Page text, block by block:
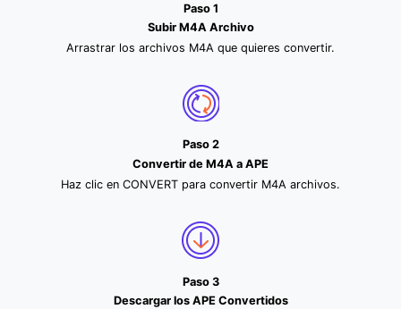
Paso 1
Subir M4A Archivo
Arrastrar los archivos M4A que quieres convertir.
Paso 2
Convertir de M4A a APE
Haz clic en CONVERT para convertir M4A archivos.
Paso 3
Descargar los APE Convertidos